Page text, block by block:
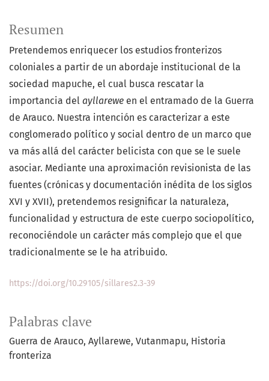
Palabras clave
Guerra de Arauco Ayllarewe Vutanmapu Historia
fronteriza
Resumen
Pretendemos enriquecer los estudios fronterizos
coloniales a partir de un abordaje institucional de la
sociedad mapuche, el cual busca rescatar la
importancia del ayllarewe en el entramado de la Guerra
de Arauco. Nuestra intención es caracterizar a este
conglomerado político y social dentro de un marco que
va más allá del carácter belicista con que se le suele
asociar. Mediante una aproximación revisionista de las
fuentes (crónicas y documentación inédita de los siglos
XVI y XVII), pretendemos resignificar la naturaleza,
funcionalidad y estructura de este cuerpo sociopolítico,
reconociéndole un carácter más complejo que el que
tradicionalmente se le ha atribuido.
https://doi.org/10.29105/sillares2.3-39